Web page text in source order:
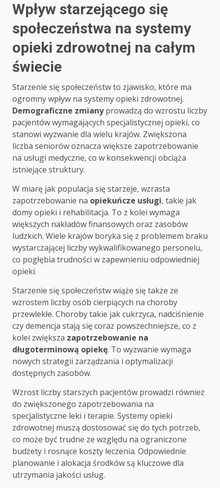
Wpływ starzejącego się
społeczeństwa na systemy
opieki zdrowotnej na całym
świecie
Starzenie się społeczeństw to zjawisko, które ma
ogromny wpływ na systemy opieki zdrowotnej.
Demograficzne zmianyprowadzą do wzrostu liczby
pacjentów wymagających specjalistycznej opieki, co
stanowi wyzwanie dla wielu krajów. Zwiększona
liczba seniorów oznacza większe zapotrzebowanie
na usługi medyczne, co w konsekwencji obciąża
istniejące struktury.
W miarę jak populacja się starzeje, wzrasta
zapotrzebowanie na opiekuńcze usługi, takie jak
domy opieki i rehabilitacja. To z kolei wymaga
większych nakładów finansowych oraz zasobów
ludzkich. Wiele krajów boryka się z problemem braku
wystarczającej liczby wykwalifikowanego personelu,
co pogłębia trudności w zapewnieniu odpowiedniej
opieki.
Starzenie się społeczeństw wiąże się także ze
wzrostem liczby osób cierpiących na choroby
przewlekłe. Choroby takie jak cukrzyca, nadciśnienie
czy demencja stają się coraz powszechniejsze, co z
kolei zwiększa zapotrzebowanie na
długoterminową opiekę. To wyzwanie wymaga
nowych strategii zarządzania i optymalizacji
dostępnych zasobów.
Wzrost liczby starszych pacjentów prowadzi również
do zwiększonego zapotrzebowania na
specjalistyczne leki i terapie. Systemy opieki
zdrowotnej muszą dostosować się do tych potrzeb,
co może być trudne ze względu na ograniczone
budżety i rosnące koszty leczenia. Odpowiednie
planowanie i alokacja środków są kluczowe dla
utrzymania jakości usług.